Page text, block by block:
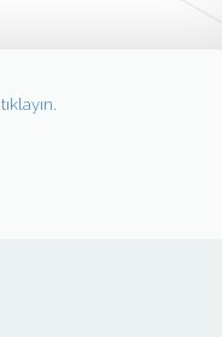
tıklayın.